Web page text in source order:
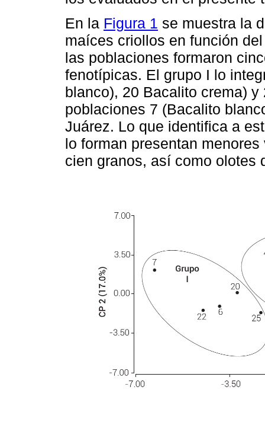
En la Figura 1 se muestra la
maíces criollos en función
las poblaciones formaron
fenotípicas. El grupo I lo
blanco), 20 Bacalito crema)
poblaciones 7 (Bacalito
Juárez. Lo que identifica a
lo forman presentan
cien granos, así como olotes